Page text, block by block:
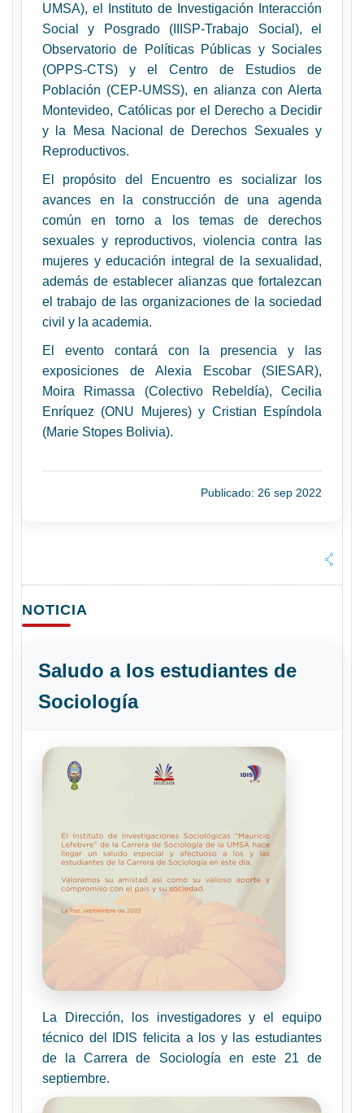
UMSA), el Instituto de Investigación Interacción
Social y Posgrado (IIISP-Trabajo Social), el
Observatorio de Políticas Públicas y Sociales
(OPPS-CTS) y el Centro de Estudios de
Población (CEP-UMSS), en alianza con Alerta
Montevideo, Católicas por el Derecho a Decidir
y la Mesa Nacional de Derechos Sexuales y
Reproductivos.
El propósito del Encuentro es socializar los
avances en la construcción de una agenda
común en torno a los temas de derechos
sexuales y reproductivos, violencia contra las
mujeres y educación integral de la sexualidad,
además de establecer alianzas que fortalezcan
el trabajo de las organizaciones de la sociedad
civil y la academia.
El evento contará con la presencia y las
exposiciones de Alexia Escobar (SIESAR),
Moira Rimassa (Colectivo Rebeldía), Cecilia
Enríquez (ONU Mujeres) y Cristian Espíndola
(Marie Stopes Bolivia).
Publicado: 26 sep 2022
NOTICIA
Saludo a los estudiantes de
Sociología
La Dirección, los investigadores y el equipo
técnico del IDIS felicita a los y las estudiantes
de la Carrera de Sociología en este 21 de
septiembre.